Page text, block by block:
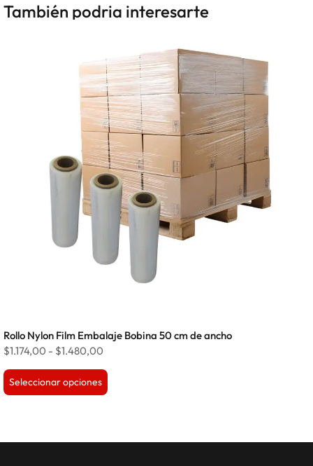
También podria interesarte
Rollo Nylon Film Embalaje Bobina 50 cm de ancho
$1.174,00 - $1.480,00
Seleccionar opciones